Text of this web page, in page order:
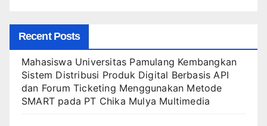
Recent Posts
Mahasiswa Universitas Pamulang Kembangkan
Sistem Distribusi Produk Digital Berbasis API
dan Forum Ticketing Menggunakan Metode
SMART pada PT Chika Mulya Multimedia